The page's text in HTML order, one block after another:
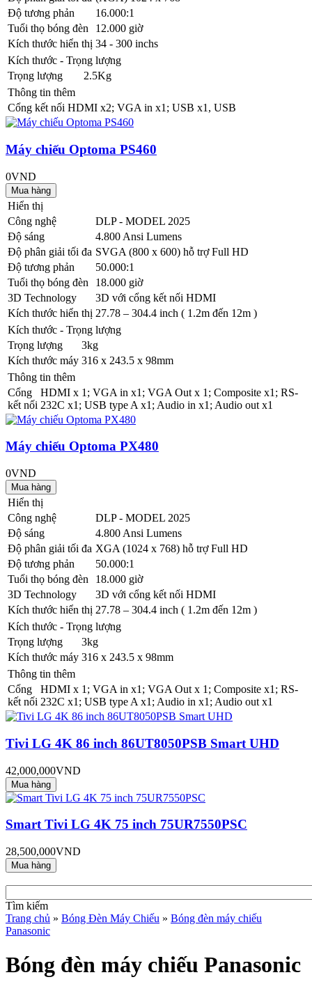
Độ tương phản
16.000:1
Tuổi thọ bóng đèn
12.000 giờ
Kích thước hiển thị 34 - 300 inchs
Kích thước - Trọng lượng
Trọng lượng
2.5Kg
Thông tin thêm
Cổng kết nối HDMI x2; VGA in x1; USB x1, USB
Máy chiếu Optoma PS460
0VND
Hiển thị
Công nghệ
DLP - MODEL 2025
Độ sáng
4.800 Ansi Lumens
Độ phân giải tối đa SVGA (800 x 600) hỗ trợ Full HD
Độ tương phản
50.000:1
Tuổi thọ bóng đèn
18.000 giờ
3D Technology
3D với cổng kết nối HDMI
Kích thước hiển thị 27.78 – 304.4 inch ( 1.2m đến 12m )
Kích thước - Trọng lượng
Trọng lượng
3kg
Kích thước máy 316 x 243.5 x 98mm
Thông tin thêm
Cổng
kết nối
HDMI x 1; VGA in x1; VGA Out x 1; Composite x1; RS-
232C x1; USB type A x1; Audio in x1; Audio out x1
Máy chiếu Optoma PX480
0VND
Hiển thị
Công nghệ
DLP - MODEL 2025
Độ sáng
4.800 Ansi Lumens
Độ phân giải tối đa XGA (1024 x 768) hỗ trợ Full HD
Độ tương phản
50.000:1
Tuổi thọ bóng đèn
18.000 giờ
3D Technology
3D với cổng kết nối HDMI
Kích thước hiển thị 27.78 – 304.4 inch ( 1.2m đến 12m )
Kích thước - Trọng lượng
Trọng lượng
3kg
Kích thước máy 316 x 243.5 x 98mm
Thông tin thêm
Cổng
kết nối
HDMI x 1; VGA in x1; VGA Out x 1; Composite x1; RS-
232C x1; USB type A x1; Audio in x1; Audio out x1
Tivi LG 4K 86 inch 86UT8050PSB Smart UHD
42,000,000VND
Smart Tivi LG 4K 75 inch 75UR7550PSC
28,500,000VND
Tìm kiếm
Trang chủ » Bóng Đèn Máy Chiếu » Bóng đèn máy chiếu
Panasonic
Bóng đèn máy chiếu Panasonic